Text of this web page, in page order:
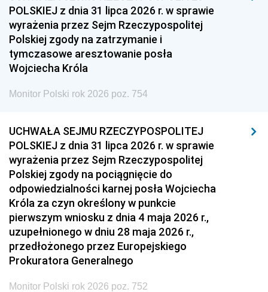
1951 1950 1949
1948 1947
1939
POLSKIEJ z dnia 31 lipca 2026 r. w sprawie
wyrażenia przez Sejm Rzeczypospolitej
Polskiej zgody na zatrzymanie i
tymczasowe aresztowanie posła
Wojciecha Króla
Monitor Polski rok 2026 poz. 754
UCHWAŁA SEJMU RZECZYPOSPOLITEJ
POLSKIEJ z dnia 31 lipca 2026 r. w sprawie
wyrażenia przez Sejm Rzeczypospolitej
Polskiej zgody na pociągnięcie do
odpowiedzialności karnej posła Wojciecha
Króla za czyn określony w punkcie
pierwszym wniosku z dnia 4 maja 2026 r.,
uzupełnionego w dniu 28 maja 2026 r.,
przedłożonego przez Europejskiego
Prokuratora Generalnego
Monitor Polski rok 2026 poz. 752